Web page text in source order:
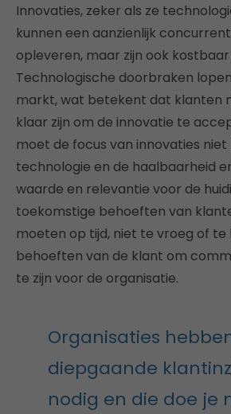
Innovaties, zeker als ze
kunnen een aanzienlijk
opleveren, maar zijn ook
Technologische doorbraken
markt, wat betekent dat klanten
klaar zijn om de innovatie te
moet de focus van innovaties niet
technologie en de haalbaarheid
waarde en relevantie voor de
toekomstige behoeften van
moeten op tijd, niet te vroeg of te
behoeften van de klant om
te zijn voor de organisatie.
Organisaties
diepgaande
nodig en die doe je